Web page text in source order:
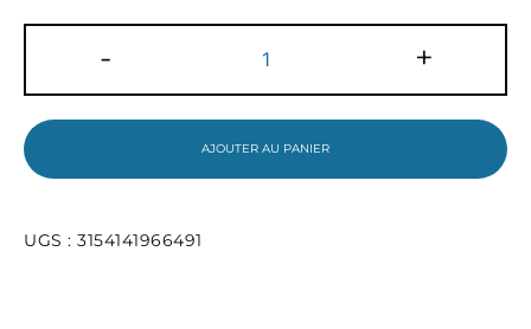
-
de
de
géometrie
avec
Stop
+
AJOUTER AU PANIER
UGS : 3154141966491